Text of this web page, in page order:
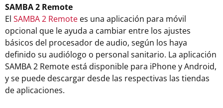
SAMBA 2 Remote
El SAMBA 2 Remote es una aplicación para móvil
opcional que le ayuda a cambiar entre los ajustes
básicos del procesador de audio, según los haya
definido su audiólogo o personal sanitario. La aplicación
SAMBA 2 Remote está disponible para iPhone y Android,
y se puede descargar desde las respectivas las tiendas
de aplicaciones.